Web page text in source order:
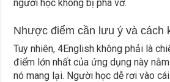
người học không bị phá vỡ.
Nhược điểm cần lưu ý và cách
Tuy nhiên, 4English không phải là
điểm lớn nhất của ứng dụng này
nó mang lại. Người học dễ rơi vào